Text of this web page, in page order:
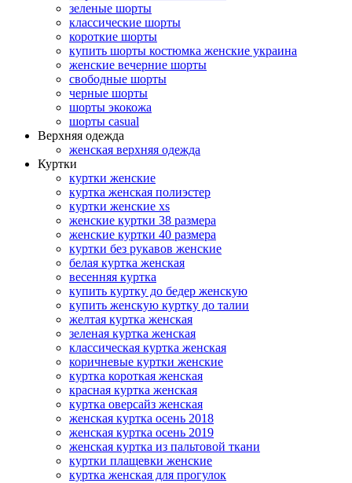
зеленые шорты
классические шорты
короткие шорты
купить шорты костюмка женские украина
женские вечерние шорты
свободные шорты
черные шорты
шорты экокожа
шорты casual
Верхняя одежда
женская верхняя одежда
Куртки
куртки женские
куртка женская полиэстер
куртки женские xs
женские куртки 38 размера
женские куртки 40 размера
куртки без рукавов женские
белая куртка женская
весенняя куртка
купить куртку до бедер женскую
купить женскую куртку до талии
желтая куртка женская
зеленая куртка женская
классическая куртка женская
коричневые куртки женские
куртка короткая женская
красная куртка женская
куртка оверсайз женская
женская куртка осень 2018
женская куртка осень 2019
женская куртка из пальтовой ткани
куртки плащевки женские
куртка женская для прогулок